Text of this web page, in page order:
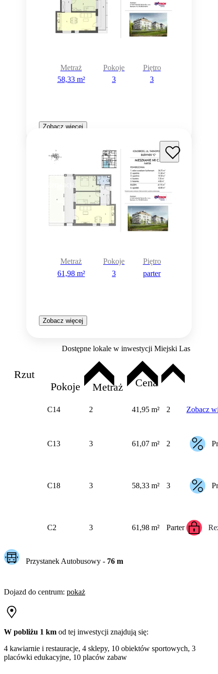
Metraż
58,33 m²
Pokoje
3
Piętro
3
Zobacz więcej
Rezerwacja
Metraż
61,98 m²
Pokoje
3
Piętro
parter
Zobacz więcej
Dostępne lokale w inwestycji Miejski Las
Rzut
Pokoje
Metraż Cena
C14 2 41,95 m² 2 Zobacz
C13 3 61,07 m² 2
C18 3 58,33 m² 3
C2 3 61,98 m² Parter
Przystanek Autobusowy - 76m
Dojazd do centrum: pokaż
W pobliżu 1 km od tej inwestycji znajdują się:
4 kawiarnie i restauracje, 4 sklepy, 10 obiektów sportowych, 3
placówki edukacyjne, 10 placów zabaw